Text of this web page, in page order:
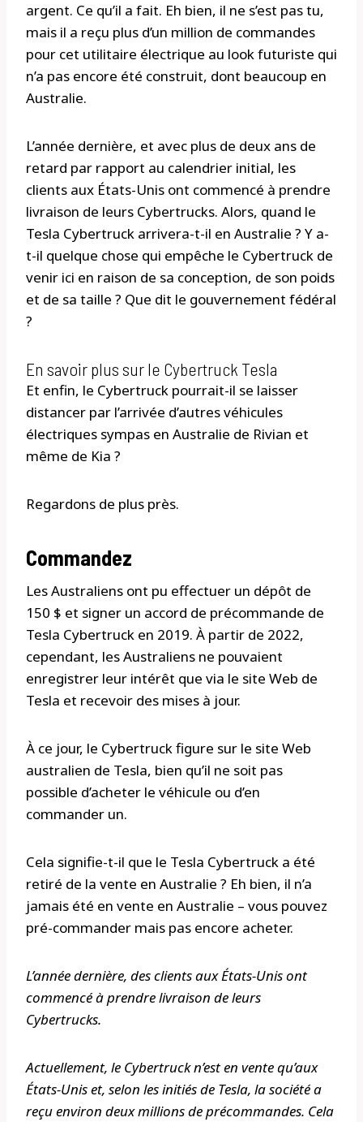
argent. Ce qu’il a fait. Eh bien, il ne s’est pas tu,
mais il a reçu plus d’un million de commandes
pour cet utilitaire électrique au look futuriste qui
n’a pas encore été construit, dont beaucoup en
Australie.
L’année dernière, et avec plus de deux ans de
retard par rapport au calendrier initial, les
clients aux États-Unis ont commencé à prendre
livraison de leurs Cybertrucks. Alors, quand le
Tesla Cybertruck arrivera-t-il en Australie ? Y a-
t-il quelque chose qui empêche le Cybertruck de
venir ici en raison de sa conception, de son poids
et de sa taille ? Que dit le gouvernement fédéral
?
En savoir plus sur le Cybertruck Tesla
Et enfin, le Cybertruck pourrait-il se laisser
distancer par l’arrivée d’autres véhicules
électriques sympas en Australie de Rivian et
même de Kia ?
Regardons de plus près.
Commandez
Les Australiens ont pu effectuer un dépôt de
150 $ et signer un accord de précommande de
Tesla Cybertruck en 2019. À partir de 2022,
cependant, les Australiens ne pouvaient
enregistrer leur intérêt que via le site Web de
Tesla et recevoir des mises à jour.
À ce jour, le Cybertruck figure sur le site Web
australien de Tesla, bien qu’il ne soit pas
possible d’acheter le véhicule ou d’en
commander un.
Cela signifie-t-il que le Tesla Cybertruck a été
retiré de la vente en Australie ? Eh bien, il n’a
jamais été en vente en Australie – vous pouvez
pré-commander mais pas encore acheter.
L’année dernière, des clients aux États-Unis ont
commencé à prendre livraison de leurs
Cybertrucks.
Actuellement, le Cybertruck n’est en vente qu’aux
États-Unis et, selon les initiés de Tesla, la société a
reçu environ deux millions de précommandes. Cela